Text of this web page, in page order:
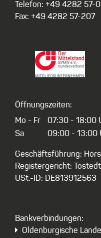
Telefon: +49 4282 57-0
Fax: +49 4282 57-207
Öffnungszeiten:
Mo - Fr
Sa
07:30 - 18:00
09:00 - 13:00
Geschäftsführung:
Registergericht:
USt.-ID: DE813912563
Bankverbindungen:
Oldenburgische